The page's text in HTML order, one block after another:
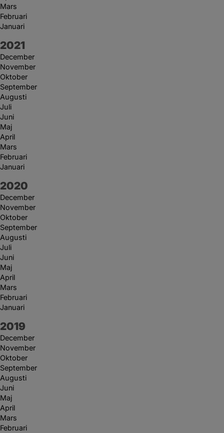
Mars
Februari
Januari
År:
2021
December
November
Oktober
September
Augusti
Juli
Juni
Maj
April
Mars
Februari
Januari
År:
2020
December
November
Oktober
September
Augusti
Juli
Juni
Maj
April
Mars
Februari
Januari
År:
2019
December
November
Oktober
September
Augusti
Juni
Maj
April
Mars
Februari